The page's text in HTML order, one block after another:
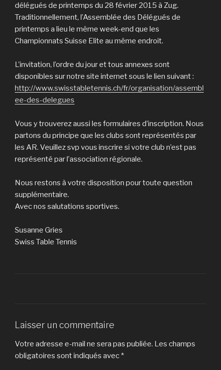
délégués de printemps du 28 février 2015 à Zug.
Traditionnellement, l’Assemblée des Délégués de
printemps a lieu le même week-end que les
Championnats Suisse Elite au même endroit.
L’invitation, l’ordre du jour et tous annexes sont
disponibles sur notre site internet sous le lien suivant :
http://www.swisstabletennis.ch/fr/organisation/assembl
ee-des-delegues
Vous y trouverez aussi les formulaires d’inscription. Nous
partons du principe que les clubs sont représentés par
les AR. Veuillez svp vous inscrire si votre club n’est pas
représenté par l’association régionale.
Nous restons à votre disposition pour toute question
supplémentaire.
Avec nos salutations sportives.
Susanne Gries
Swiss Table Tennis
Laisser un commentaire
Votre adresse e-mail ne sera pas publiée. Les champs
obligatoires sont indiqués avec *